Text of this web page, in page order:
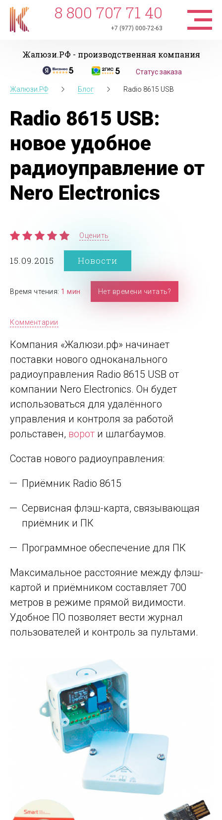
8 800 707 71 40
+7 (977) 000-72-63
Жалюзи.РФ - производственная компания
Статус заказа
Жалюзи.РФ Блог Radio 8615 USB
Radio 8615 USB:
новое удобное
радиоуправление от
Nero Electronics
Оценить
15.09.2015 Новости
Время чтения: 1 мин Нет времени читать?
Комментарии
Компания «Жалюзи.рф» начинает
поставки нового одноканального
радиоуправления Radio 8615 USB от
компании Nero Electronics. Он будет
использоваться для удалённого
управления и контроля за работой
рольставен, ворот и шлагбаумов.
Состав нового радиоуправления:
Приёмник Radio 8615
Сервисная флэш-карта, связывающая
приёмник и ПК
Программное обеспечение для ПК
Максимальное расстояние между флэш-
картой и приёмником составляет 700
метров в режиме прямой видимости.
Удобное ПО позволяет вести журнал
пользователей и контроль за пультами.